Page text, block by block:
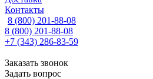
Контакты
8 (800) 201-88-08
8 (800) 201-88-08
+7 (343) 286-83-59
Заказать звонок
Задать вопрос